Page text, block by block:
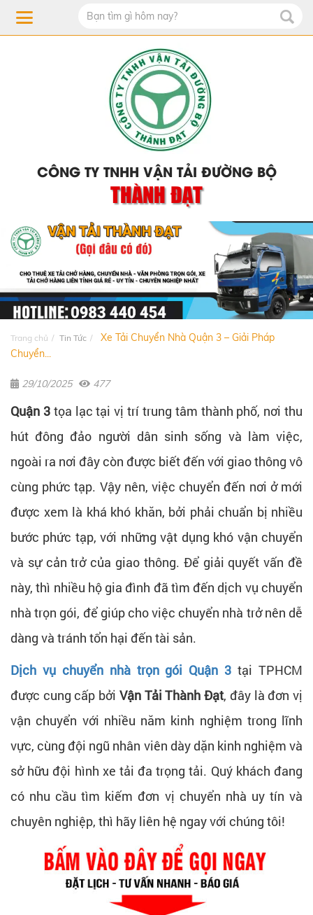
CÔNG TY TNHH VẬN TẢI ĐƯỜNG BỘ
THÀNH ĐẠT
Trang chủ Tin Tức
Xe Tải Chuyển Nhà Quận 3 – Giải Pháp
Chuyển...
29/10/2025 477
Quận 3tọa lạc tại vị trí trung tâm thành phố, nơi thu
hút đông đảo người dân sinh sống và làm việc,
ngoài ra nơi đây còn được biết đến với giao thông vô
cùng phức tạp. Vậy nên, việc chuyển đến nơi ở mới
được xem là khá khó khăn, bởi phải chuẩn bị nhiều
bước phức tạp, với những vật dụng khó vận chuyển
và sự cản trở của giao thông. Để giải quyết vấn đề
này, thì nhiều hộ gia đình đã tìm đến dịch vụ chuyển
nhà trọn gói, để giúp cho việc chuyển nhà trở nên dễ
dàng và tránh tổn hại đến tài sản.
Dịch vụ chuyển nhà trọn gói Quận 3 tại TPHCM
được cung cấp bởi Vận Tải Thành Đạt, đây là đơn vị
vận chuyển với nhiều năm kinh nghiệm trong lĩnh
vực, cùng đội ngũ nhân viên dày dặn kinh nghiệm và
sở hữu đội hình xe tải đa trọng tải. Quý khách đang
có nhu cầu tìm kiếm đơn vị chuyển nhà uy tín và
chuyên nghiệp, thì hãy liên hệ ngay với chúng tôi!